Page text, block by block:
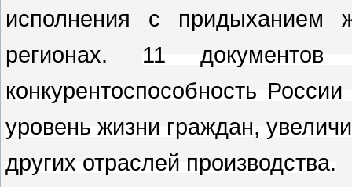
исполнения с придыханием
регионах. 11
конкурентоспособность
уровень жизни граждан,
других отраслей производства.